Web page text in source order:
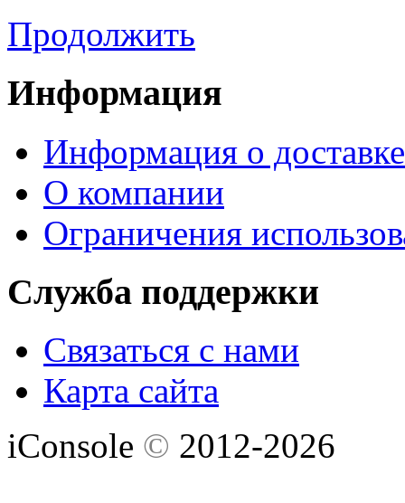
Продолжить
Информация
Информация о доставке
О компании
Ограничения
Служба поддержки
Связаться с нами
Карта сайта
iConsole © 2012-2026